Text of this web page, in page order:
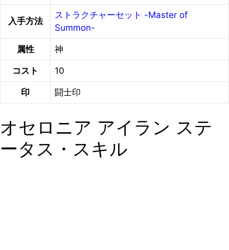
入手方法
ストラクチャーセット -Master of
Summon-
属性 神
コスト 10
印 闘士印
オセロニア アイラン ステ
ータス・スキル